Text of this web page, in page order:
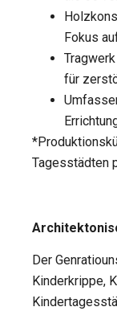
Fokus
für
Tagesstädten
Der
Kinderkrippe,